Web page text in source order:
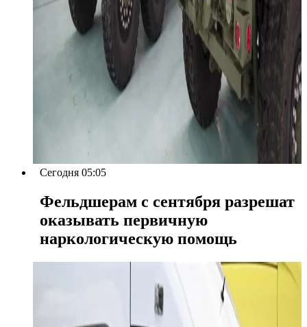
Сегодня 05:05
Фельдшерам с сентября разрешат
оказывать первичную
наркологическую помощь